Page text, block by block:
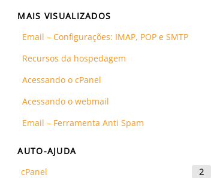
MAIS VISUALIZADOS
Email – Configurações: IMAP, POP e SMTP
Recursos da hospedagem
Acessando o cPanel
Acessando o webmail
Email – Ferramenta Anti Spam
AUTO-AJUDA
cPanel
2